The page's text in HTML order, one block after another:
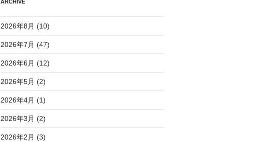
ARCHIVE
2026年8月 (10)
2026年7月 (47)
2026年6月 (12)
2026年5月 (2)
2026年4月 (1)
2026年3月 (2)
2026年2月 (3)